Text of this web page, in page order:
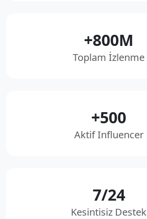
+800M
Toplam İzlenme
+500
Aktif Influencer
7/24
Kesintisiz Destek